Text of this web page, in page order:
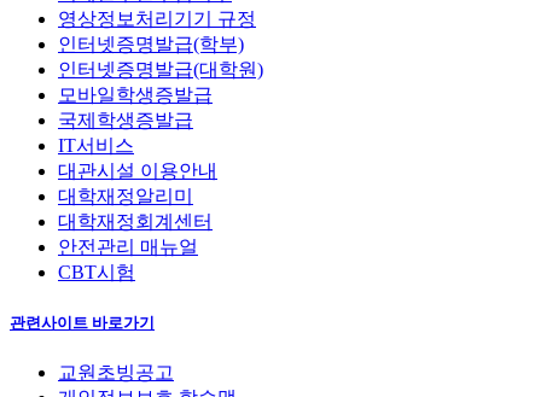
영상정보처리기기 규정
인터넷증명발급(학부)
인터넷증명발급(대학원)
모바일학생증발급
국제학생증발급
IT서비스
대관시설 이용안내
대학재정알리미
대학재정회계센터
안전관리 매뉴얼
CBT시험
관련사이트 바로가기
교원초빙공고